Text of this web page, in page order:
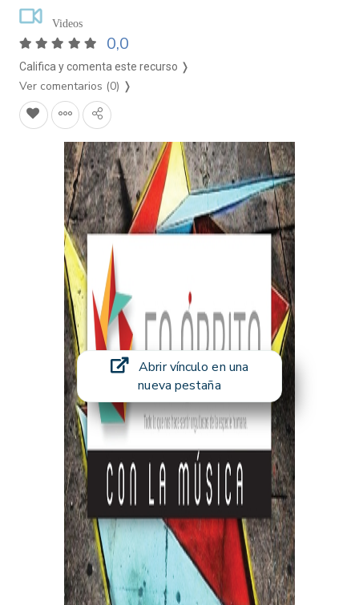
Videos
0,0
Califica y comenta este recurso ❭
Ver comentarios (0) ❭
Abrir vínculo en una
nueva pestaña